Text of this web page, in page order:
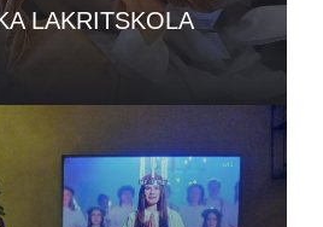
LAKRITSKOLA